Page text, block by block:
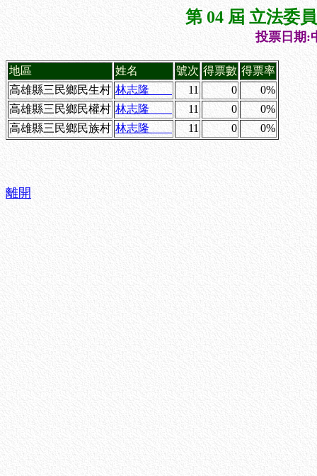
第 04 屆 立法委
投票日期:
地區 姓名 號次 得票數 得票率
高雄縣三民鄉民生村 林志隆 11 0
0%
高雄縣三民鄉民權村 林志隆 11 0
0%
高雄縣三民鄉民族村 林志隆 11 0 0%
離開